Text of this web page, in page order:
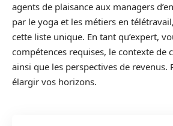
agents de plaisance aux managers
par le yoga et les métiers en
cette liste unique. En tant qu’expert,
compétences requises, le contexte de
ainsi que les perspectives de revenus.
élargir vos horizons.